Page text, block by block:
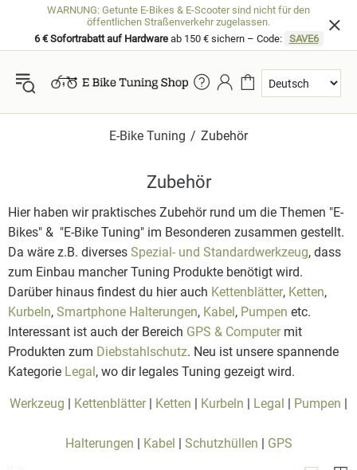
WARNUNG: Getunte E-Bikes & E-Scooter sind nicht für den
öffentlichen Straßenverkehr zugelassen.
6 € Sofortrabatt auf Hardwareab 150 € sichern – Code: SAVE6
E-Bike Tuning Zubehör
Zubehör
Hier haben wir praktisches Zubehör rund um die Themen "E-
Bikes" & "E-Bike Tuning" im Besonderen zusammen gestellt.
Da wäre z.B. diverses Spezial- und Standardwerkzeug, dass
zum Einbau mancher Tuning Produkte benötigt wird.
Darüber hinaus findest du hier auch Kettenblätter, Ketten,
Kurbeln, Smartphone Halterungen, Kabel, Pumpen etc.
Interessant ist auch der Bereich GPS & Computermit
Produkten zum Diebstahlschutz. Neu ist unsere spannende
Kategorie Legal, wo dir legales Tuning gezeigt wird.
Werkzeug | Kettenblätter| Ketten | Kurbeln | Legal | Pumpen |
Halterungen | Kabel | Schutzhüllen | GPS